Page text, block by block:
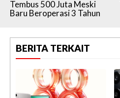
Tembus 500 Juta Meski
Baru Beroperasi 3 Tahun
BERITA TERKAIT